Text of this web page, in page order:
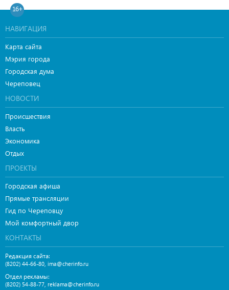
16+
НАВИГАЦИЯ
Карта сайта
Мэрия города
Городская дума
Череповец
НОВОСТИ
Происшествия
Власть
Экономика
Отдых
ПРОЕКТЫ
Городская афиша
Прямые трансляции
Гид по Череповцу
Мой комфортный двор
КОНТАКТЫ
Редакция сайта:
(8202) 44-66-80, ima@cherinfo.ru
Отдел рекламы:
(8202) 54-88-77, reklama@cherinfo.ru